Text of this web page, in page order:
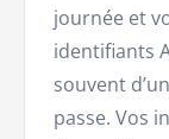
journée et
identifiants
souvent
passe. Vos